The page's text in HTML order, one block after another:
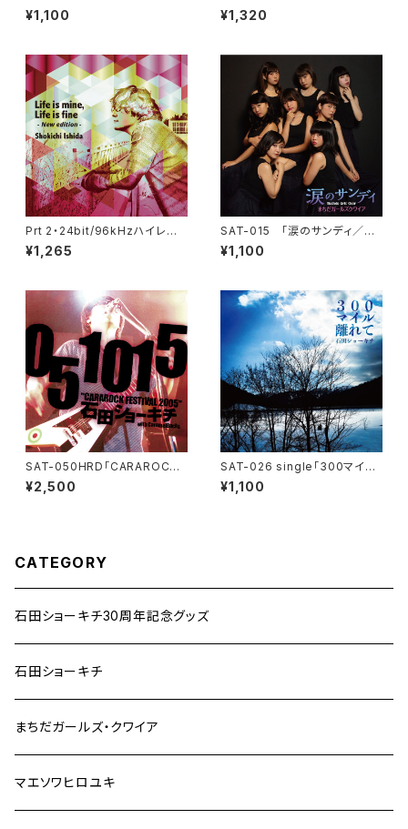
rget me not」石田ショーキチ
¥1,100
田ショーキチ
¥1,320
Prt 2・24bit/96kHzハイレゾ
WAVデータ・Life is mine, life
is fine -New edition-
¥1,265
SAT-015 「涙のサンディ／Re
ady Steady Go!」まちだガー
ルズクワイア
¥1,100
SAT-050HRD「CARAROCK
FESTIVAL 2005 -2022 REIS
SUE-」石田ショーキチ・ハイレ
¥2,500
SAT-026 single「300マイル
離れて / Love in pain」
¥1,100
CATEGORY
石田ショーキチ30周年記念グッズ
石田ショーキチ
まちだガールズ・クワイア
マエソワヒロユキ